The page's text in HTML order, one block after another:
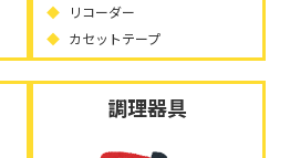
リコーダー
カセットテープ
調理器具